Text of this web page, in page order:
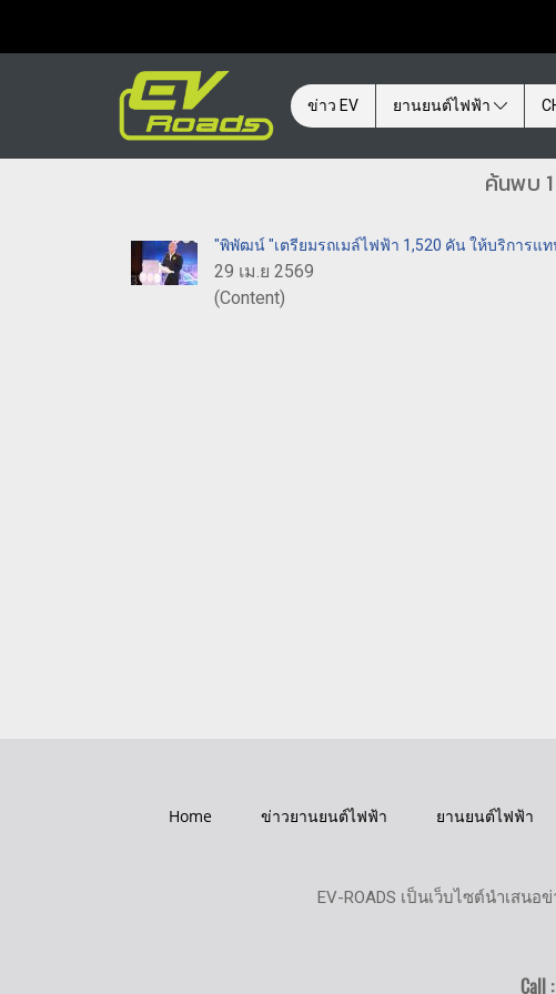
ข่าว EV ยานยนต์ไฟฟ้า
ค้นพบ
"พิพัฒน์ "เตรียมรถเมล์ไฟฟ้า 1,520 คัน ให้บริการแ
29 เม.ย 2569
(Content)
Home ข่าวยานยนต์ไฟฟ้า ยานยนต์ไฟฟ้า
EV-ROADS เป็นเว็บไซต์นำเส
Call